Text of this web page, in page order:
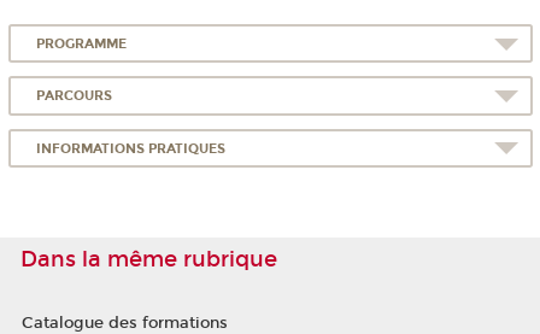
PROGRAMME
PARCOURS
INFORMATIONS PRATIQUES
Dans la même rubrique
Catalogue des formations